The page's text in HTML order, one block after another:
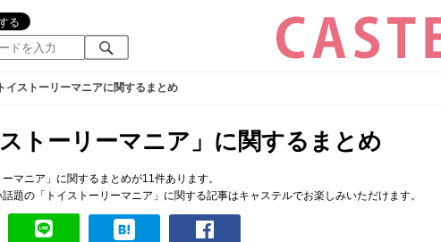
トイストーリーマニアに関するまとめ
ストーリーマニア」に関するまとめ
ーマニア」に関するまとめが11件あります。
題の「トイストーリーマニア」に関する記事はキャステルでお楽しみいただけます。